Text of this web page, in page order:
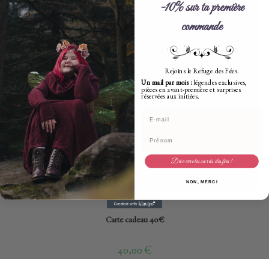
Cartes cadeaux
Carte cadeau 40€
40,00€
-10% sur ta première
commande
Rejoins le Refuge des Fées.
Un mail par mois :légendes exclusives,
pièces en avant-première et surprises
réservées aux initiées.
Découvre les secrets des fées !
NON, MERCI